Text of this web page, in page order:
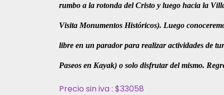
rumbo a la rotonda del Cristo y luego hacia la
Visita Monumentos Históricos). Luego
libre en un parador para realizar actividades de
Paseos en Kayak) o solo disfrutar del mismo.
Precio sin iva : $33058